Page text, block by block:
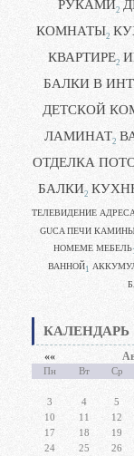
РУКАМИ2
КОМНАТЫ2
КВАРТИРЕ2
БАЛКИ В
ДЕТСКОЙ
ЛАМИНАТ2
ОТДЕЛКА
БАЛКИ2
ТЕЛЕВИДЕНИЕ АДРЕСА
GUCA ПЕЧИ
HOMEME МЕБЕЛЬ
ВАННОЙ1
КАЛЕНДАРЬ
««
Пн Вт Ср
3
4 5
10
11 12
17
18 19
24
25 26